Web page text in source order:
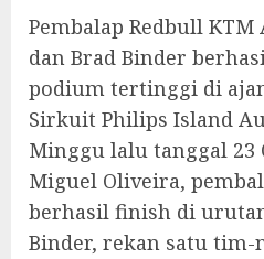
Pembalap Redbull
dan Brad Binder
podium tertinggi di
Sirkuit Philips Island
Minggu lalu tanggal 23
Miguel Oliveira,
berhasil finish di
Binder, rekan satu